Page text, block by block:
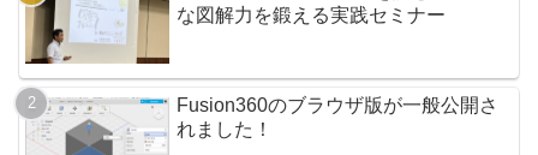
な図解力を鍛える実践セミナー
Fusion360のブラウザ版が一般公開さ
れました！